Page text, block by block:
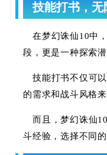
技能打书，无
在梦幻诛仙10中
段，更是一种探索
技能打书不仅可
的需求和战斗风格
而且，梦幻诛仙
斗经验，选择不同